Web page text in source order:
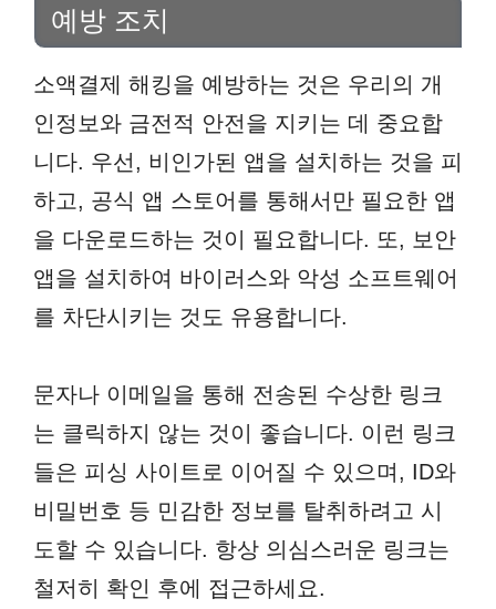
예방 조치
소액결제 해킹을 예방하는 것은 우리의 개
인정보와 금전적 안전을 지키는 데 중요합
니다. 우선, 비인가된 앱을 설치하는 것을 피
하고, 공식 앱 스토어를 통해서만 필요한 앱
을 다운로드하는 것이 필요합니다. 또, 보안
앱을 설치하여 바이러스와 악성 소프트웨어
를 차단시키는 것도 유용합니다.
문자나 이메일을 통해 전송된 수상한 링크
는 클릭하지 않는 것이 좋습니다. 이런 링크
들은 피싱 사이트로 이어질 수 있으며, ID와
비밀번호 등 민감한 정보를 탈취하려고 시
도할 수 있습니다. 항상 의심스러운 링크는
철저히 확인 후에 접근하세요.